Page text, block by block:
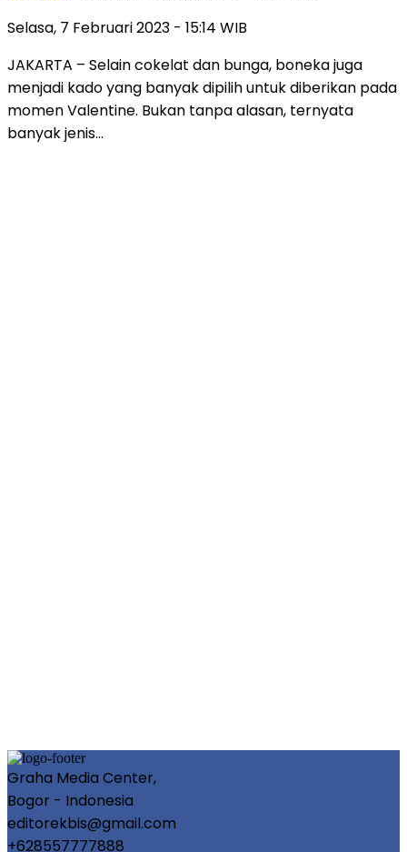
Selasa, 7 Februari 2023 - 15:14 WIB
JAKARTA – Selain cokelat dan bunga, boneka juga
menjadi kado yang banyak dipilih untuk diberikan pada
momen Valentine. Bukan tanpa alasan, ternyata
banyak jenis…
Graha Media Center,
Bogor - Indonesia
editorekbis@gmail.com
+628557777888